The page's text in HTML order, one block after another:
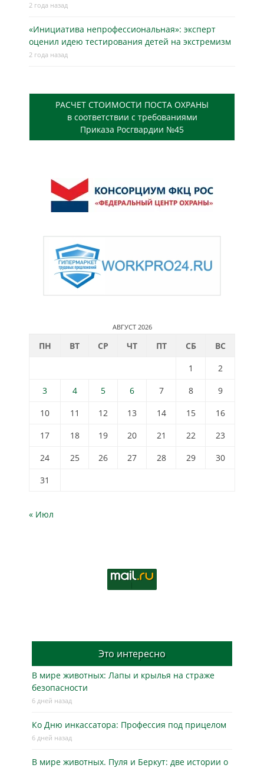
2 года назад
«Инициатива непрофессиональная»: эксперт
оценил идею тестирования детей на экстремизм
2 года назад
РАСЧЕТ СТОИМОСТИ ПОСТА ОХРАНЫ
в соответствии с требованиями
Приказа Росгвардии №45
АВГУСТ 2026
ПН ВТ СР ЧТ ПТ СБ
ВС
1
2
3
4 5 6 7 8
9
10
11 12 13 14 15
16
17
18 19 20 21 22
23
24
25 26 27 28 29
30
31
« Июл
Это интересно
В мире животных: Лапы и крылья на страже
безопасности
6 дней назад
Ко Дню инкассатора: Профессия под прицелом
6 дней назад
В мире животных. Пуля и Беркут: две истории о